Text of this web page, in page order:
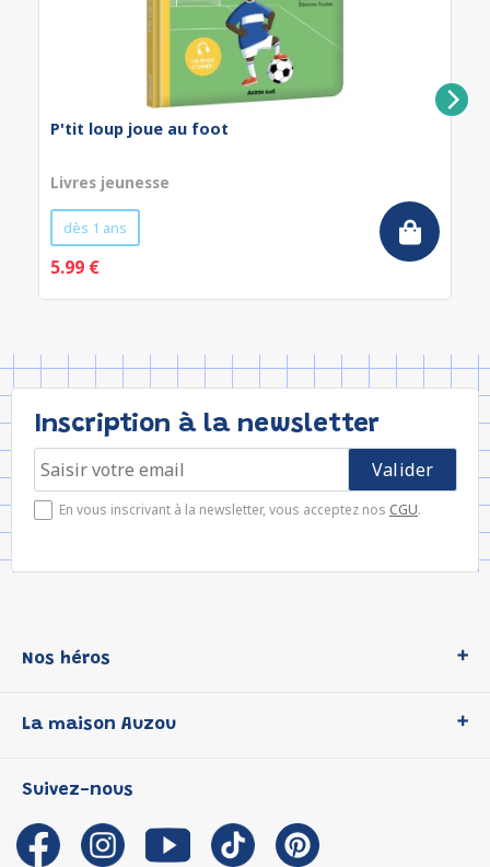
P'tit loup joue au foot
Livres jeunesse
dès 1 ans
5.99 €
Inscription à la newsletter
En vous inscrivant à la newsletter, vous acceptez nos CGU.
Nos héros
P'tit Loup
Les Influenceuses
Migali
La maison Auzou
Notre histoire
Auzou s'engage
Suivez-nous